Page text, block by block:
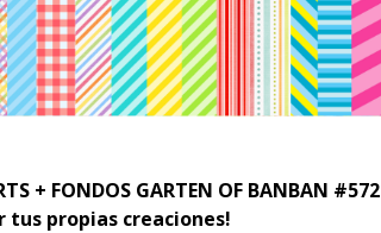
+ FONDOS GARTEN OF BANBAN #572
tus propias creaciones!